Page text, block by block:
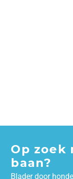
Op zoek
baan?
Blader door